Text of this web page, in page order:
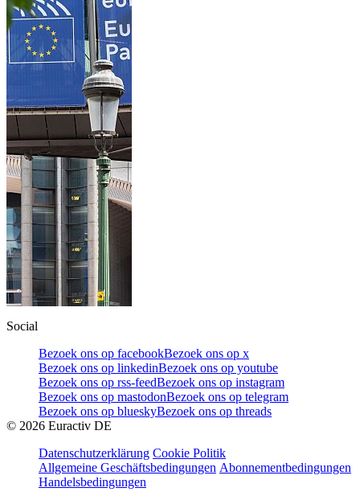
Social
Bezoek ons op facebookBezoek ons op x
Bezoek ons op linkedinBezoek ons op youtube
Bezoek ons op rss-feedBezoek ons op instagram
Bezoek ons op mastodonBezoek ons op telegram
Bezoek ons op blueskyBezoek ons op threads
© 2026 Euractiv DE
Datenschutzerklärung Cookie Politik
Allgemeine Geschäftsbedingungen Abonnementbedingungen
Handelsbedingungen